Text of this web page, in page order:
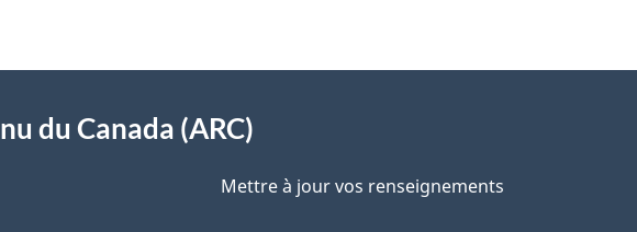
du Canada (ARC)
Mettre à jour vos renseignements